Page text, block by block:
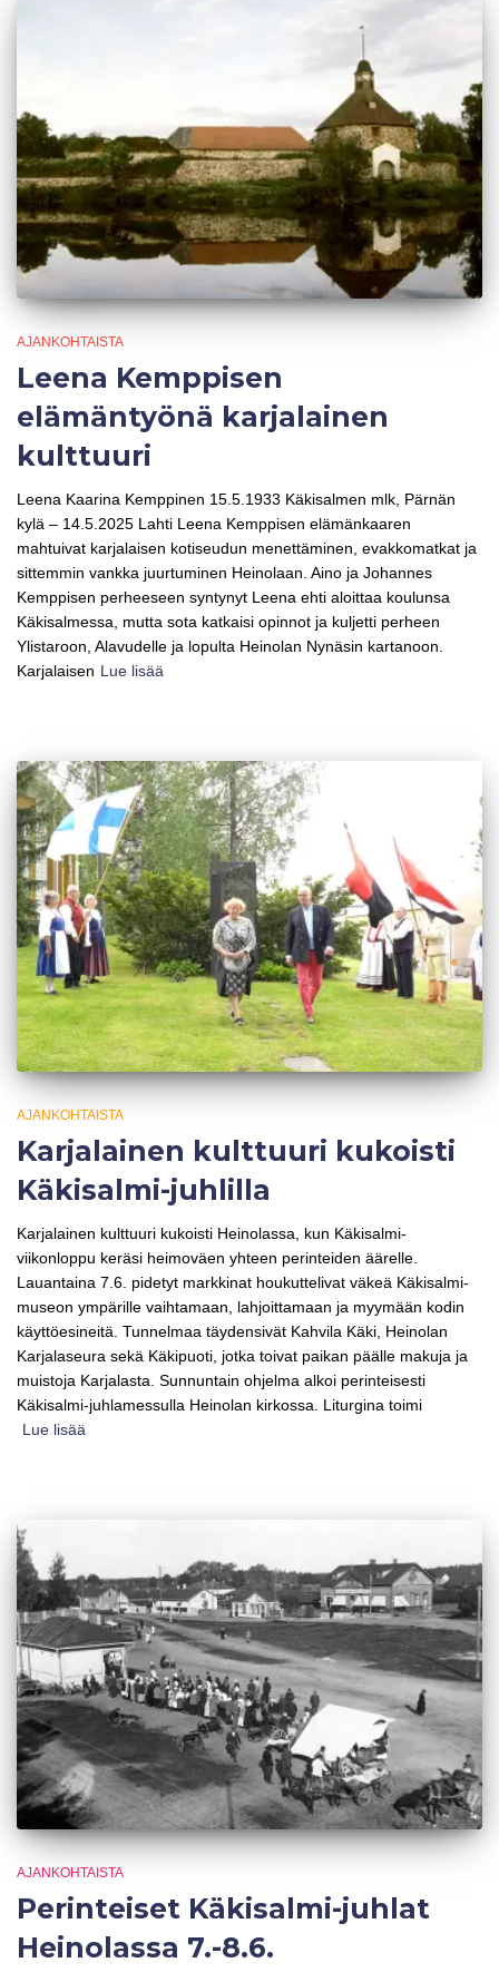
AJANKOHTAISTA
Leena Kemppisen
elämäntyönä karjalainen
kulttuuri
Leena Kaarina Kemppinen 15.5.1933 Käkisalmen mlk, Pärnän
kylä – 14.5.2025 Lahti Leena Kemppisen elämänkaaren
mahtuivat karjalaisen kotiseudun menettäminen, evakkomatkat ja
sittemmin vankka juurtuminen Heinolaan. Aino ja Johannes
Kemppisen perheeseen syntynyt Leena ehti aloittaa koulunsa
Käkisalmessa, mutta sota katkaisi opinnot ja kuljetti perheen
Ylistaroon, Alavudelle ja lopulta Heinolan Nynäsin kartanoon.
Karjalaisen Lue lisää
AJANKOHTAISTA
Karjalainen kulttuuri kukoisti
Käkisalmi-juhlilla
Karjalainen kulttuuri kukoisti Heinolassa, kun Käkisalmi-
viikonloppu keräsi heimoväen yhteen perinteiden äärelle.
Lauantaina 7.6. pidetyt markkinat houkuttelivat väkeä Käkisalmi-
museon ympärille vaihtamaan, lahjoittamaan ja myymään kodin
käyttöesineitä. Tunnelmaa täydensivät Kahvila Käki, Heinolan
Karjalaseura sekä Käkipuoti, jotka toivat paikan päälle makuja ja
muistoja Karjalasta. Sunnuntain ohjelma alkoi perinteisesti
Käkisalmi-juhlamessulla Heinolan kirkossa. Liturgina toimi
Lue lisää
AJANKOHTAISTA
Perinteiset Käkisalmi-juhlat
Heinolassa 7.-8.6.